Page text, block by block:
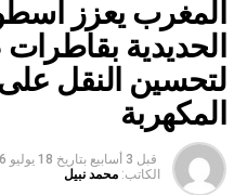
المغرب يعزز
الحديدية
لتحسين النقل
المكهربة
قبل 3 أسابيع بتاريخ 18 يوليو 2026
الكاتب: محمد نبيل